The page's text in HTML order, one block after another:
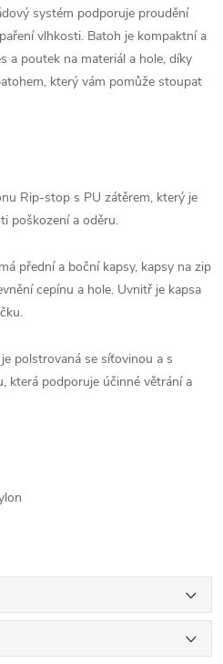
systém podporuje proudění
vlhkosti. Batoh je kompaktní a
a poutek na materiál a hole, díky
který vám pomůže stoupat
Rip-stop s PU zátěrem, který je
poškození a oděru.
přední a boční kapsy, kapsy na zip
cepínu a hole. Uvnitř je kapsa
polstrovaná se síťovinou a s
která podporuje účinné větrání a